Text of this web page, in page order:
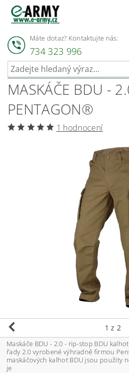
Máte dotaz? Kontaktujte nás:
734 323 996
MASKÁČE BDU -
PENTAGON®
1 hodnocení
1 z 2
Maskáče BDU - 2.0 - rip-stop BDU kalhoty užšího střihu a nejnovější
řady 2.0 vyrobené výhradně firmou
maskáčových kalhot BDU jsou použity
je